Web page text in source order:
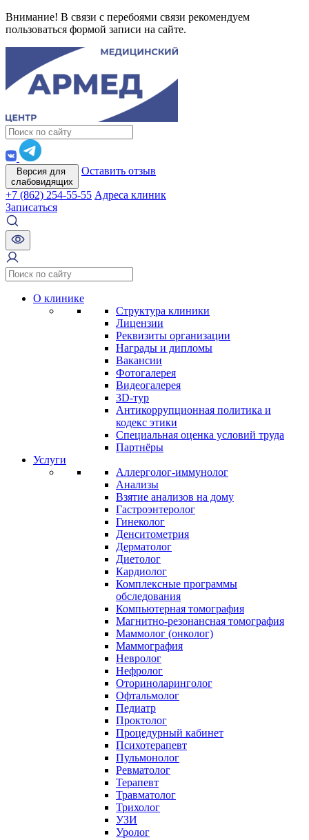
Внимание! В связи с перебоями связи рекомендуем
пользоваться формой записи на сайте.
Версия для
слабовидящих
Оставить отзыв
+7 (862) 254-55-55 Адреса клиник
Записаться
О клинике
Структура клиники
Лицензии
Реквизиты организации
Награды и дипломы
Вакансии
Фотогалерея
Видеогалерея
3D-тур
Антикоррупционная политика и
кодекс этики
Специальная оценка условий труда
Партнёры
Услуги
Аллерголог-иммунолог
Анализы
Взятие анализов на дому
Гастроэнтеролог
Гинеколог
Денситометрия
Дерматолог
Диетолог
Кардиолог
Комплексные программы
обследования
Компьютерная томография
Магнитно-резонансная томография
Маммолог (онколог)
Маммография
Невролог
Нефролог
Оториноларинголог
Офтальмолог
Педиатр
Проктолог
Процедурный кабинет
Психотерапевт
Пульмонолог
Ревматолог
Терапевт
Травматолог
Трихолог
УЗИ
Уролог